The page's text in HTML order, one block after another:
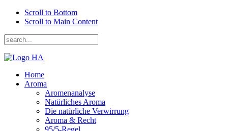
Scroll to Bottom
Scroll to Main Content
Home
Aroma
Aromenanalyse
Natürliches Aroma
Die natürliche Verwirrung
Aroma & Recht
95/5-Regel